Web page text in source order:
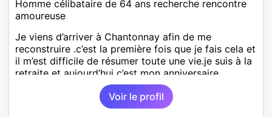
Homme célibataire de 64 ans recherche rencontre
amoureuse
Je viens d’arriver à Chantonnay afin de me
reconstruire .c’est la première fois que je fais cela et
il m’est difficile de résumer toute une vie.je suis à la
retraite et aujourd’hui c’est mon anniversaire
!J’aimerais rencontrer quelqu’un qui partage les
mêmes valeurs qui font de quelqu’un un être humain
Voir le profil